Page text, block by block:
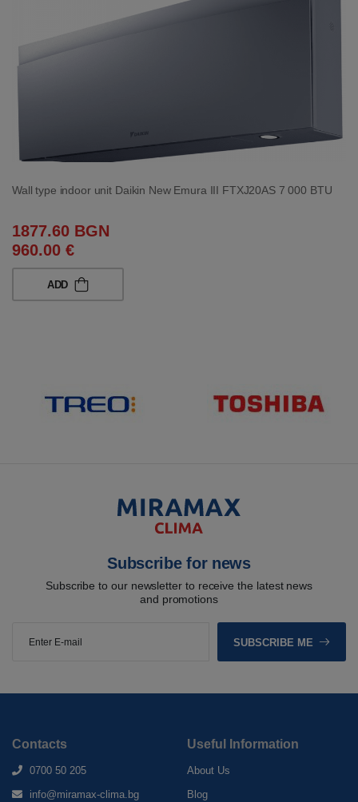
Wall type indoor unit Daikin New Emura III FTXJ20AS 7 000 BTU
1877.60 BGN
960.00 €
ADD
Subscribe for news
Subscribe to our newsletter to receive the latest news
and promotions
SUBSCRIBE ME
Contacts
0700 50 205
info@miramax-clima.bg
Useful Information
About Us
Blog